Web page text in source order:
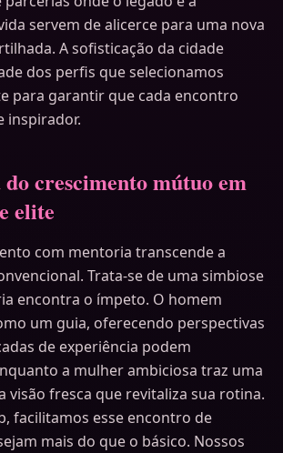
servem de alicerce para uma nova
A sofisticação da cidade
dos perfis que selecionamos
para garantir que cada encontro
inspirador.
crescimento mútuo em
elite
com mentoria transcende a
Trata-se de uma simbiose
encontra o ímpeto. O homem
um guia, oferecendo perspectivas
de experiência podem
a mulher ambiciosa traz uma
visão fresca que revitaliza sua rotina.
facilitamos esse encontro de
mais do que o básico. Nossos